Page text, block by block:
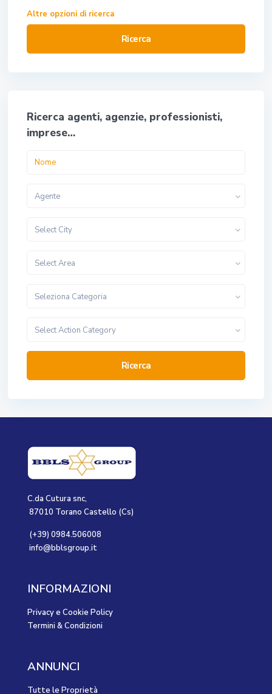
Altre opzioni di ricerca
Ricerca
Ricerca agenti, agenzie, professionisti,
imprese…
Agente
Select City
Select Area
Seleziona Categoria
Select Action Category
Ricerca
C.da Cutura snc,
87010 Torano Castello (Cs)
(+39) 0984.506008
info@bblsgroup.it
INFORMAZIONI
Privacy e Cookie Policy
Termini & Condizioni
ANNUNCI
Tutte le Proprietà